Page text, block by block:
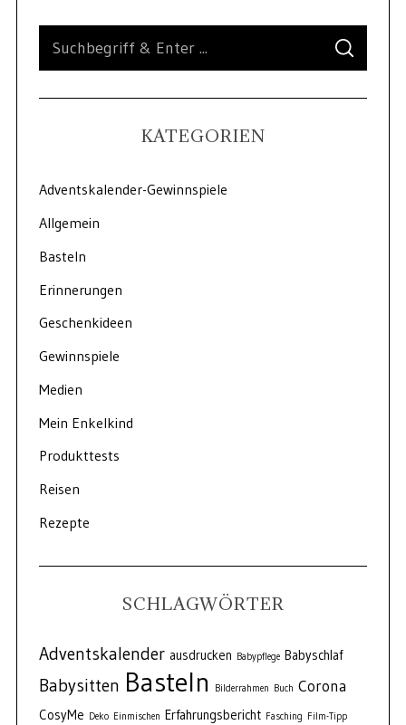
KATEGORIEN
Adventskalender-Gewinnspiele
Allgemein
Basteln
Erinnerungen
Geschenkideen
Gewinnspiele
Medien
Mein Enkelkind
Produkttests
Reisen
Rezepte
SCHLAGWÖRTER
Adventskalender ausdrucken Babypflege Babyschlaf
Babysitten Basteln Bilderrahmen Buch Corona
CosyMe Deko Einmischen Erfahrungsbericht Fasching Film-Tipp